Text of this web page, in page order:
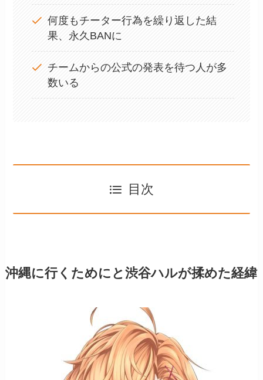
何度もチーター行為を繰り返した結
果、永久BANに
チームからの公式の発表を待つ人が多
数いる
目次
沖縄に行くためにと渋谷ハルが揉めた経緯